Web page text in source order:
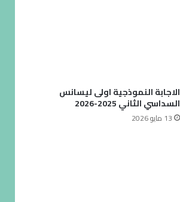
الاجابة النموذجية اولى ليسانس
السداسي الثاني 2025-2026
13 مايو 2026